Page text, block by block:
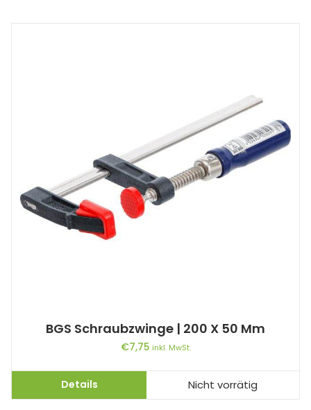
BGS Schraubzwinge | 200 X 50 Mm
€7,75 inkl. MwSt.
Details Nicht vorrätig